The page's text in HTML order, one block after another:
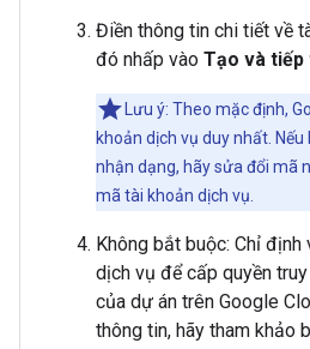
Điền thông tin chi tiết về
đó nhấp vào Tạo và tiếp
Lưu ý: Theo mặc định,
khoản dịch vụ duy nhất.
nhận dạng, hãy sửa đổi mã
mã tài khoản dịch vụ.
Không bắt buộc: Chỉ
dịch vụ để cấp quyền
của dự án trên Google
thông tin, hãy tham khảo